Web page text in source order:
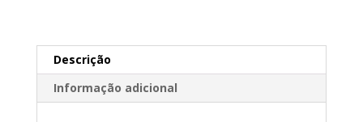
Descrição
Informação adicional